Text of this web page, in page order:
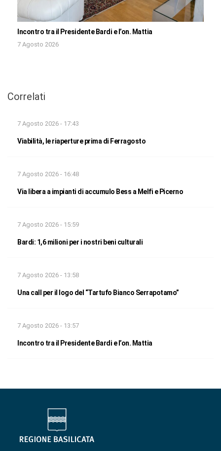
Incontro tra il Presidente Bardi e l’on. Mattia
7 Agosto 2026
Correlati
7 Agosto 2026 - 17:43
Viabilità, le riaperture prima di Ferragosto
7 Agosto 2026 - 16:48
Via libera a impianti di accumulo Bess a Melfi e Picerno
7 Agosto 2026 - 15:59
Bardi: 1,6 milioni per i nostri beni culturali
7 Agosto 2026 - 13:58
Una call per il logo del “Tartufo Bianco Serrapotamo”
7 Agosto 2026 - 13:57
Incontro tra il Presidente Bardi e l’on. Mattia